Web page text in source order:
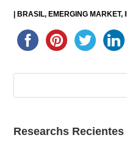
BRASIL EMERGING MARKET
Researchs Recientes